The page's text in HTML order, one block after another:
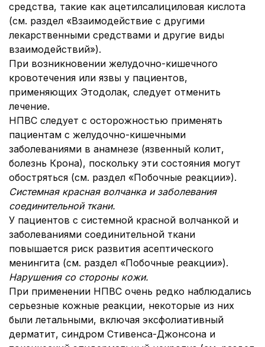
средства, такие как ацетилсалициловая кислота
(см. раздел «Взаимодействие с другими
лекарственными средствами и другие виды
взаимодействий»).
При возникновении желудочно-кишечного
кровотечения или язвы у пациентов,
применяющих Этодолак, следует отменить
лечение.
НПВС следует с осторожностью применять
пациентам с желудочно-кишечными
заболеваниями в анамнезе (язвенный колит,
болезнь Крона), поскольку эти состояния могут
обостряться (см. раздел «Побочные реакции»).
Системная красная волчанка и заболевания
соединительной ткани.
У пациентов с системной красной волчанкой и
заболеваниями соединительной ткани
повышается риск развития асептического
менингита (см. раздел «Побочные реакции»).
Нарушения со стороны кожи.
При применении НПВС очень редко наблюдались
серьезные кожные реакции, некоторые из них
были летальными, включая эксфолиативный
дерматит, синдром Стивенса-Джонсона и